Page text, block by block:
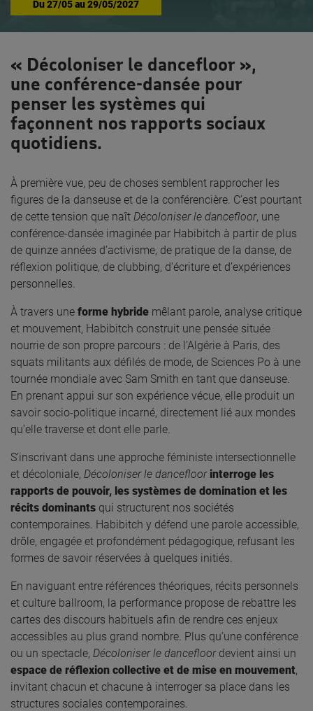
Du27/05au29/05/2027
« Décoloniser le dancefloor »,
une conférence-dansée pour
penser les systèmes qui
façonnent nos rapports sociaux
quotidiens.
À première vue, peu de choses semblent rapprocher les
figures de la danseuse et de la conférencière. C’est pourtant
de cette tension que naît Décoloniser le dancefloor, une
conférence-dansée imaginée par Habibitch à partir de plus
de quinze années d’activisme, de pratique de la danse, de
réflexion politique, de clubbing, d’écriture et d’expériences
personnelles.
À travers une forme hybride mêlant parole, analyse critique
et mouvement, Habibitch construit une pensée située
nourrie de son propre parcours : de l’Algérie à Paris, des
squats militants aux défilés de mode, de Sciences Po à une
tournée mondiale avec Sam Smith en tant que danseuse.
En prenant appui sur son expérience vécue, elle produit un
savoir socio-politique incarné, directement lié aux mondes
qu’elle traverse et dont elle parle.
S’inscrivant dans une approche féministe intersectionnelle
et décoloniale, Décoloniser le dancefloor interroge les
rapports de pouvoir, les systèmes de domination et les
récits dominants qui structurent nos sociétés
contemporaines. Habibitch y défend une parole accessible,
drôle, engagée et profondément pédagogique, refusant les
formes de savoir réservées à quelques initiés.
En naviguant entre références théoriques, récits personnels
et culture ballroom, la performance propose de rebattre les
cartes des discours habituels afin de rendre ces enjeux
accessibles au plus grand nombre. Plus qu’une conférence
ou un spectacle, Décoloniser le dancefloordevient ainsi un
espace de réflexion collective et de mise en mouvement,
invitant chacun et chacune à interroger sa place dans les
structures sociales contemporaines.